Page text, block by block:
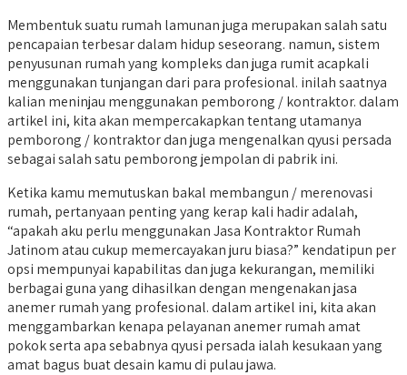
Membentuk suatu rumah lamunan juga merupakan salah satu
pencapaian terbesar dalam hidup seseorang. namun, sistem
penyusunan rumah yang kompleks dan juga rumit acapkali
menggunakan tunjangan dari para profesional. inilah saatnya
kalian meninjau menggunakan pemborong / kontraktor. dalam
artikel ini, kita akan mempercakapkan tentang utamanya
pemborong / kontraktor dan juga mengenalkan qyusi persada
sebagai salah satu pemborong jempolan di pabrik ini.
Ketika kamu memutuskan bakal membangun / merenovasi
rumah, pertanyaan penting yang kerap kali hadir adalah,
“apakah aku perlu menggunakan Jasa Kontraktor Rumah
Jatinom atau cukup memercayakan juru biasa?” kendatipun per
opsi mempunyai kapabilitas dan juga kekurangan, memiliki
berbagai guna yang dihasilkan dengan mengenakan jasa
anemer rumah yang profesional. dalam artikel ini, kita akan
menggambarkan kenapa pelayanan anemer rumah amat
pokok serta apa sebabnya qyusi persada ialah kesukaan yang
amat bagus buat desain kamu di pulau jawa.